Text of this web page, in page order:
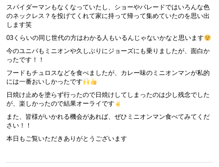
スパイダーマンもなくなっていたし、ショーやパレードではいろんな色
のネックレス？を投げてくれて家に持って帰って集めていたのを思い出
します笑
03くらいの同じ世代の方はわかる人もいるんじゃないかなと思います
今のユニバもミニオンや久しぶりにジョーズにも乗りましたが、面白か
ったです！！
フードもチュロスなどを食べましたが、カレー味のミニオンマンが私的
には一番おいしかったです
日焼け止めを塗らず行ったので日焼けしてしまったのは少し残念でした
が、楽しかったので結果オーライです
また、皆様がいかれる機会があれば、ぜひミニオンマン食べてみてくだ
さい！！
本日もご覧いただきありがとうございます